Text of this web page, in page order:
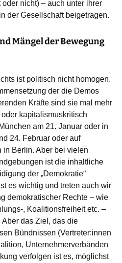
nicht) – auch unter ihrer
der Gesellschaft beigetragen.
Mängel der Bewegung
ist politisch nicht homogen.
der die Demos
Kräfte sind sie mal mehr
kapitalismuskritisch
am 21. Januar oder in
24. Februar oder auf
in Berlin. Aber bei vielen
ist die inhaltliche
der „Demokratie“
es wichtig und treten auch wir
demokratischer Rechte – wie
, Koalitionsfreiheit etc. –
das Ziel, das die
Bündnissen (Vertreter:innen
Unternehmerverbänden
verfolgen ist es, möglichst